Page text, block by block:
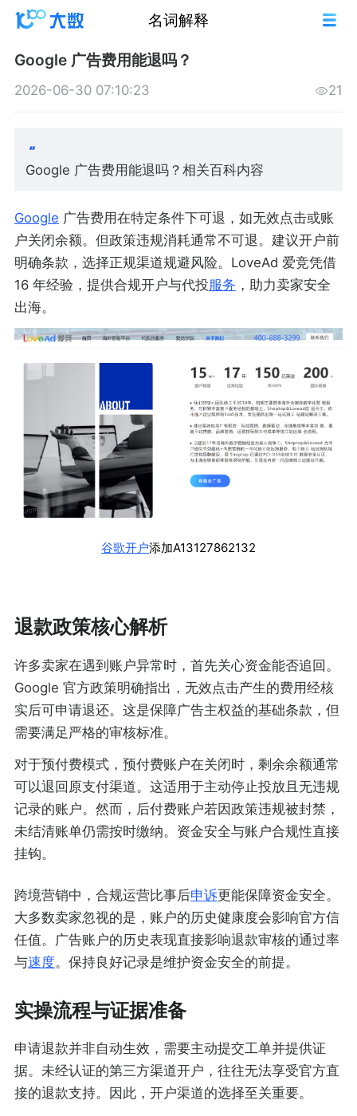
名词解释
Google 广告费用能退吗？
2026-06-30 07:10:23 21
Google 广告费用能退吗？相关百科内容
Google 广告费用在特定条件下可退，如无效点击或账
户关闭余额。但政策违规消耗通常不可退。建议开户前
明确条款，选择正规渠道规避风险。LoveAd 爱竞凭借
16 年经验，提供合规开户与代投服务 ，助力卖家安全
出海。
谷歌开户添加A13127862132
退款政策核心解析
许多卖家在遇到账户异常时，首先关心资金能否追回。
Google 官方政策明确指出，无效点击产生的费用经核
实后可申请退还。这是保障广告主权益的基础条款，但
需要满足严格的审核标准。
对于预付费模式，预付费账户在关闭时，剩余余额通常
可以退回原支付渠道。这适用于主动停止投放且无违规
记录的账户。然而，后付费账户若因政策违规被封禁，
未结清账单仍需按时缴纳。资金安全与账户合规性直接
挂钩。
跨境营销中，合规运营比事后申诉更能保障资金安全。
大多数卖家忽视的是，账户的历史健康度会影响官方信
任值。广告账户的历史表现直接影响退款审核的通过率
与速度。保持良好记录是维护资金安全的前提。
实操流程与证据准备
申请退款并非自动生效，需要主动提交工单并提供证
据。未经认证的第三方渠道开户，往往无法享受官方直
接的退款支持。因此，开户渠道的选择至关重要。